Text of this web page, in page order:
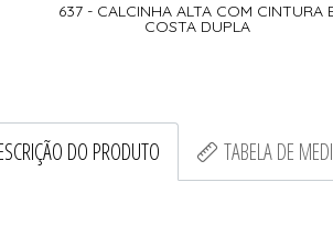
637 - CALCINHA ALTA COM CINTURA
COSTA DUPLA
DO PRODUTO TABELA DE